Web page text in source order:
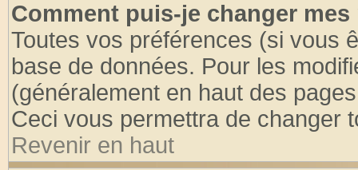
Comment puis-je changer mes
Toutes vos préférences (si vous
base de données. Pour les
(généralement en haut des
Ceci vous permettra de changer
Revenir en haut